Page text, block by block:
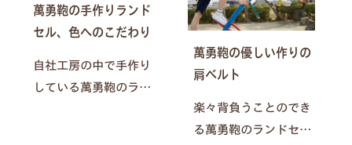
萬勇鞄の手作りランド
セル、色へのこだわり
自社工房の中で手作り
している萬勇鞄のラン
萬勇鞄の優しい作りの
肩ベルト
楽々背負うことのでき
る萬勇鞄のランドセ